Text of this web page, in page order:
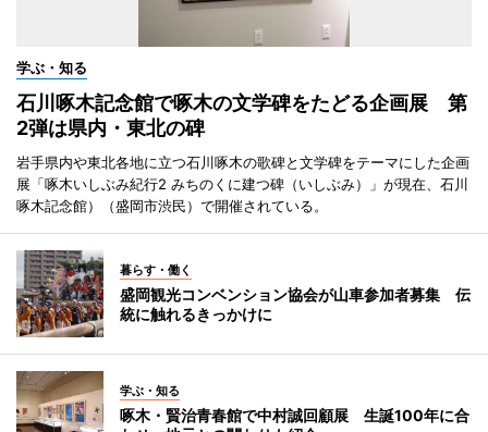
学ぶ・知る
石川啄木記念館で啄木の文学碑をたどる企画展 第
2弾は県内・東北の碑
岩手県内や東北各地に立つ石川啄木の歌碑と文学碑をテーマにした企画
展「啄木いしぶみ紀行2 みちのくに建つ碑（いしぶみ）」が現在、石川
啄木記念館）（盛岡市渋民）で開催されている。
暮らす・働く
盛岡観光コンベンション協会が山車参加者募集 伝
統に触れるきっかけに
学ぶ・知る
啄木・賢治青春館で中村誠回顧展 生誕100年に合